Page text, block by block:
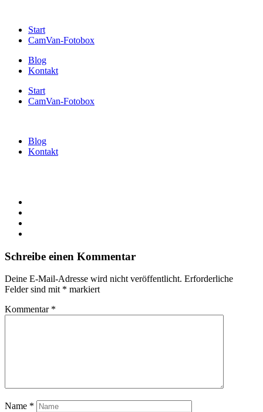
Start
CamVan-Fotobox
Blog
Kontakt
Start
CamVan-Fotobox
Blog
Kontakt
Schreibe einen Kommentar
Deine E-Mail-Adresse wird nicht veröffentlicht. Erforderliche
Felder sind mit * markiert
Kommentar *
Name *